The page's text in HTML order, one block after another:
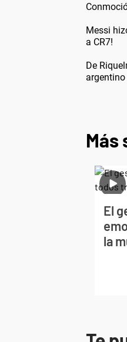
Messi
a CR7!
De
argentino
Más
El
la